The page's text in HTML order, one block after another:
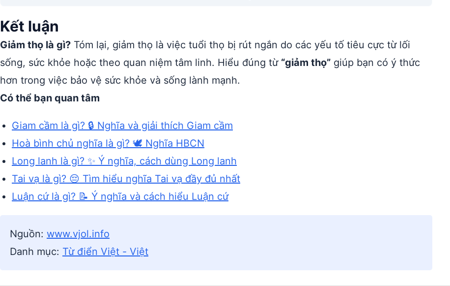
Kết luận
Giảm thọ là gì? Tóm lại, giảm thọ là việc tuổi thọ bị rút ngắn do các yếu tố tiêu cực từ lối
sống, sức khỏe hoặc theo quan niệm tâm linh. Hiểu đúng từ “giảm thọ” giúp bạn có ý thức
hơn trong việc bảo vệ sức khỏe và sống lành mạnh.
Có thể bạn quan tâm
Giam cầm là gì? 🔒 Nghĩa và giải thích Giam cầm
Hoà bình chủ nghĩa là gì? 🕊️ Nghĩa HBCN
Long lanh là gì? ✨ Ý nghĩa, cách dùng Long lanh
Tai vạ là gì? 😔 Tìm hiểu nghĩa Tai vạ đầy đủ nhất
Luận cứ là gì? 📝 Ý nghĩa và cách hiểu Luận cứ
Nguồn: www.vjol.info
Danh mục: Từ điển Việt - Việt